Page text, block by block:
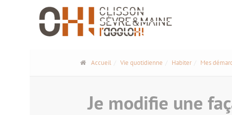
Accueil Vie quotidienne Habiter Mes
Je modifie une
Panneau de gestion des cookies